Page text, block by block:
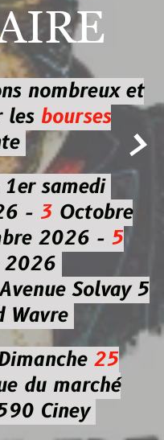

nombreux et
les bourses
samedi
- 3Octobre
2026 - 5
2026
Solvay 5
Wavre
25
du marché
Ciney